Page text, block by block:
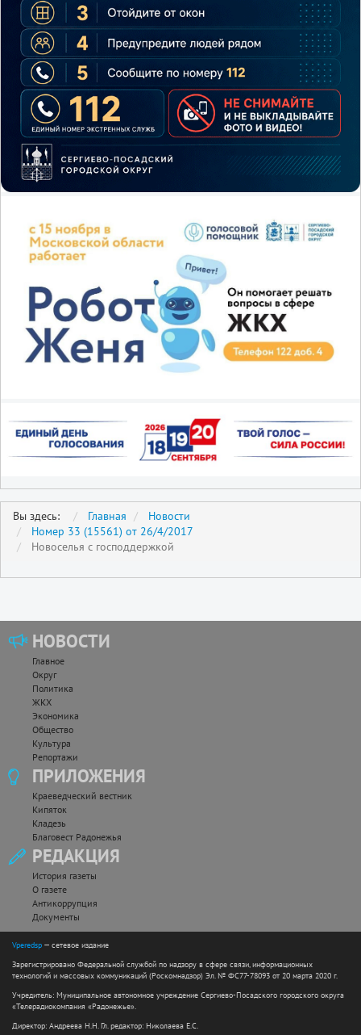
Вы здесь: Главная
Новости
Номер 33 (15561) от 26/4/2017
Новоселья с господдержкой
НОВОСТИ
Главное
Округ
Политика
ЖКХ
Экономика
Общество
Культура
Репортажи
ПРИЛОЖЕНИЯ
Краеведческий вестник
Кипяток
Кладезь
Благовест Радонежья
РЕДАКЦИЯ
История газеты
О газете
Антикоррупция
Документы
Vperedsp — сетевое издание
Зарегистрировано Федеральной службой по надзору в сфере связи, информационных
технологий и массовых коммуникаций (Роскомнадзор) Эл. № ФС77-78093 от 20 марта 2020 г.
Учредитель: Муниципальное автономное учреждение Сергиево-Посадского городского округа
«Телерадиокомпания «Радонежье».
Директор: Андреева Н.Н. Гл. редактор: Николаева Е.С.